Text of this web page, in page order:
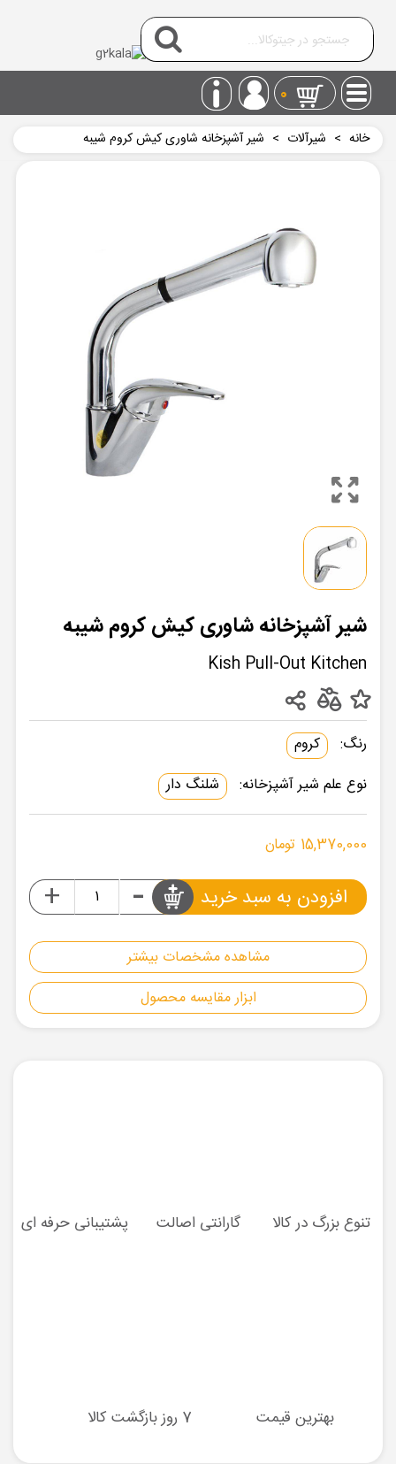
0
خانه > شیرآلات > شیر آشپزخانه شاوری کیش کروم شیبه
شیر آشپزخانه شاوری کیش کروم شیبه
Kish Pull-Out Kitchen
مشاهده مشخصات بیشتر
ابزار مقایسه محصول
رنگ:
کروم
نوع علم شیر آشپزخانه:
شلنگ دار
15,370,000 تومان
-
+ افزودن به سبد خرید
تنوع بزرگ در کالا گارانتی اصالت پشتیبانی حرفه ای
بهترین قیمت 7 روز بازگشت کالا